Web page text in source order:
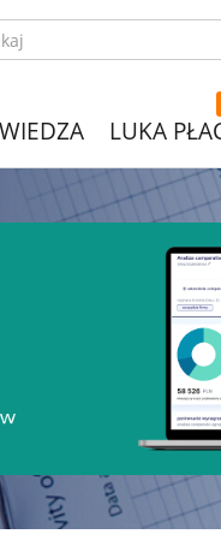
WIEDZA LUKA